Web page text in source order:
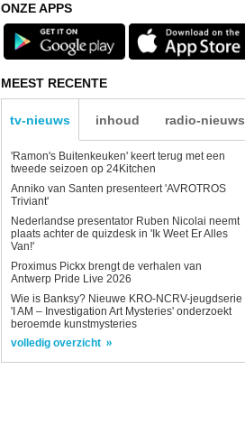
ONZE APPS
MEEST RECENTE
tv-nieuws inhoud radio-nieuws
'Ramon's Buitenkeuken' keert terug met een
tweede seizoen op 24Kitchen
Anniko van Santen presenteert 'AVROTROS
Triviant'
Nederlandse presentator Ruben Nicolai neemt
plaats achter de quizdesk in 'Ik Weet Er Alles
Van!'
Proximus Pickx brengt de verhalen van
Antwerp Pride Live 2026
Wie is Banksy? Nieuwe KRO-NCRV-jeugdserie
'I AM – Investigation Art Mysteries' onderzoekt
beroemde kunstmysteries
volledig overzicht